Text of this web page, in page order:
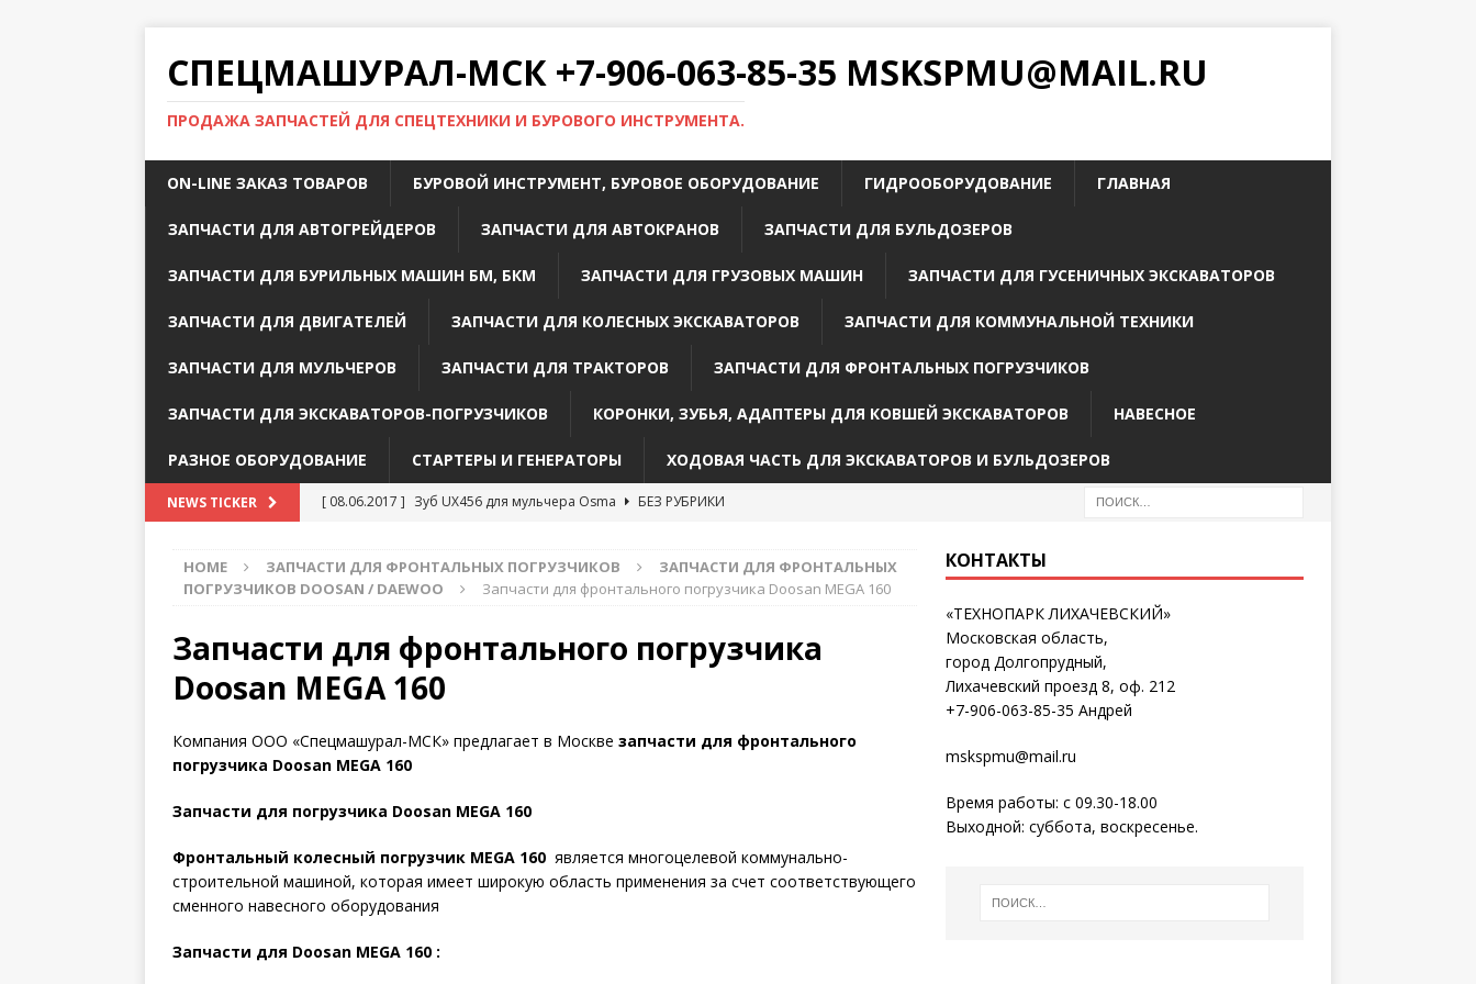
СПЕЦМАШУРАЛ-МСК +7-906-063-85-35 MSKSPMU@MAIL.RU
ПРОДАЖА ЗАПЧАСТЕЙ ДЛЯ СПЕЦТЕХНИКИ И БУРОВОГО ИНСТРУМЕНТА.
ON-LINE ЗАКАЗ ТОВАРОВ БУРОВОЙ ИНСТРУМЕНТ, БУРОВОЕ ОБОРУДОВАНИЕ ГИДРООБОРУДОВАНИЕ ГЛАВНАЯ
ЗАПЧАСТИ ДЛЯ АВТОГРЕЙДЕРОВ ЗАПЧАСТИ ДЛЯ АВТОКРАНОВ ЗАПЧАСТИ ДЛЯ БУЛЬДОЗЕРОВ
ЗАПЧАСТИ ДЛЯ БУРИЛЬНЫХ МАШИН БМ, БКМ ЗАПЧАСТИ ДЛЯ ГРУЗОВЫХ МАШИН ЗАПЧАСТИ ДЛЯ ГУСЕНИЧНЫХ ЭКСКАВАТОРОВ
ЗАПЧАСТИ ДЛЯ ДВИГАТЕЛЕЙ ЗАПЧАСТИ ДЛЯ КОЛЕСНЫХ ЭКСКАВАТОРОВ ЗАПЧАСТИ ДЛЯ КОММУНАЛЬНОЙ ТЕХНИКИ
ЗАПЧАСТИ ДЛЯ МУЛЬЧЕРОВ ЗАПЧАСТИ ДЛЯ ТРАКТОРОВ ЗАПЧАСТИ ДЛЯ ФРОНТАЛЬНЫХ ПОГРУЗЧИКОВ
ЗАПЧАСТИ ДЛЯ ЭКСКАВАТОРОВ-ПОГРУЗЧИКОВ КОРОНКИ, ЗУБЬЯ, АДАПТЕРЫ ДЛЯ КОВШЕЙ ЭКСКАВАТОРОВ НАВЕСНОЕ
РАЗНОЕ ОБОРУДОВАНИЕ СТАРТЕРЫ И ГЕНЕРАТОРЫ ХОДОВАЯ ЧАСТЬ ДЛЯ ЭКСКАВАТОРОВ И БУЛЬДОЗЕРОВ
NEWS TICKER [ 08.06.2017 ] Зуб UX456 для мульчера Osma БЕЗ РУБРИКИ
HOME ЗАПЧАСТИ ДЛЯ ФРОНТАЛЬНЫХ ПОГРУЗЧИКОВ
ЗАПЧАСТИ ДЛЯ ФРОНТАЛЬНЫХ
ПОГРУЗЧИКОВ DOOSAN / DAEWOO
Запчасти для фронтального погрузчика Doosan MEGA 160
Запчасти для фронтального погрузчика
Doosan MEGA 160
Компания ООО «Спецмашурал-МСК» предлагает в Москве запчасти для фронтального
погрузчика Doosan MEGA 160
Запчасти для погрузчика Doosan MEGA 160
Фронтальный колесный погрузчик MEGA 160 является многоцелевой коммунально-
строительной машиной, которая имеет широкую область применения за счет соответствующего
сменного навесного оборудования
Запчасти для Doosan MEGA 160 :
КОНТАКТЫ
«ТЕХНОПАРК ЛИХАЧЕВСКИЙ»
Московская область,
город Долгопрудный,
Лихачевский проезд 8, оф. 212
+7-906-063-85-35 Андрей
mskspmu@mail.ru
Время работы: с 09.30-18.00
Выходной: суббота, воскресенье.